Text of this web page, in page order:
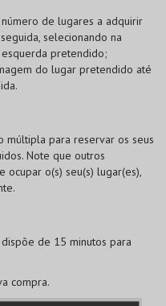
de lugares a adquirir
selecionando na
pretendido;
do lugar pretendido até
múltipla para reservar os seus
Note que outros
o(s) seu(s) lugar(es),
de 15 minutos para
compra.